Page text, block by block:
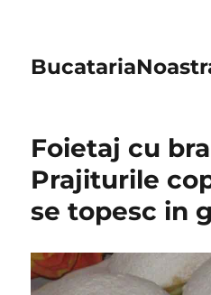
Foietaj cu
Prajiturile
se topesc in